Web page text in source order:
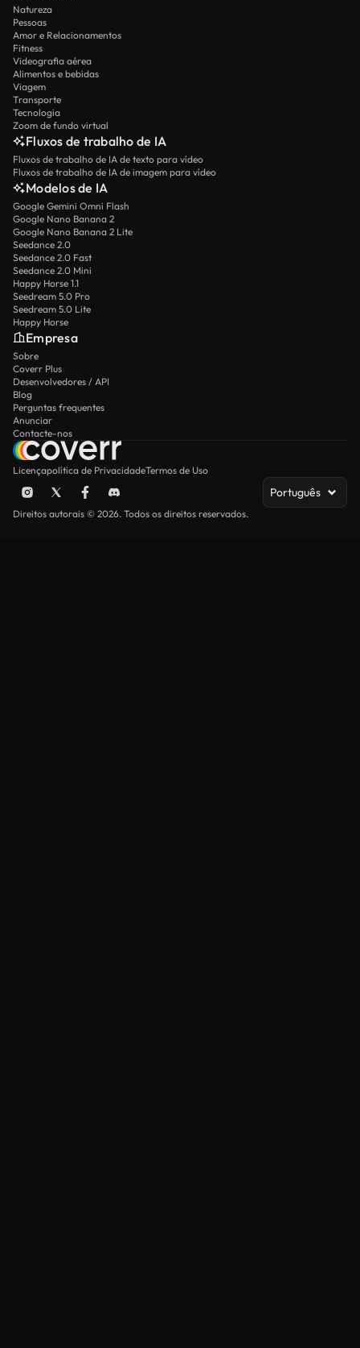
Natureza
Pessoas
Amor e Relacionamentos
Fitness
Videografia aérea
Alimentos e bebidas
Viagem
Transporte
Tecnologia
Zoom de fundo virtual
Fluxos de trabalho de IA
Fluxos de trabalho de IA de texto para vídeo
Fluxos de trabalho de IA de imagem para vídeo
Modelos de IA
Google Gemini Omni Flash
Google Nano Banana 2
Google Nano Banana 2 Lite
Seedance 2.0
Seedance 2.0 Fast
Seedance 2.0 Mini
Happy Horse 1.1
Seedream 5.0 Pro
Seedream 5.0 Lite
Happy Horse
Empresa
Sobre
Coverr Plus
Desenvolvedores / API
Blog
Perguntas frequentes
Anunciar
Contacte-nos
Licençapolítica de PrivacidadeTermos de Uso
Português
Direitos autorais © 2026. Todos os direitos reservados.